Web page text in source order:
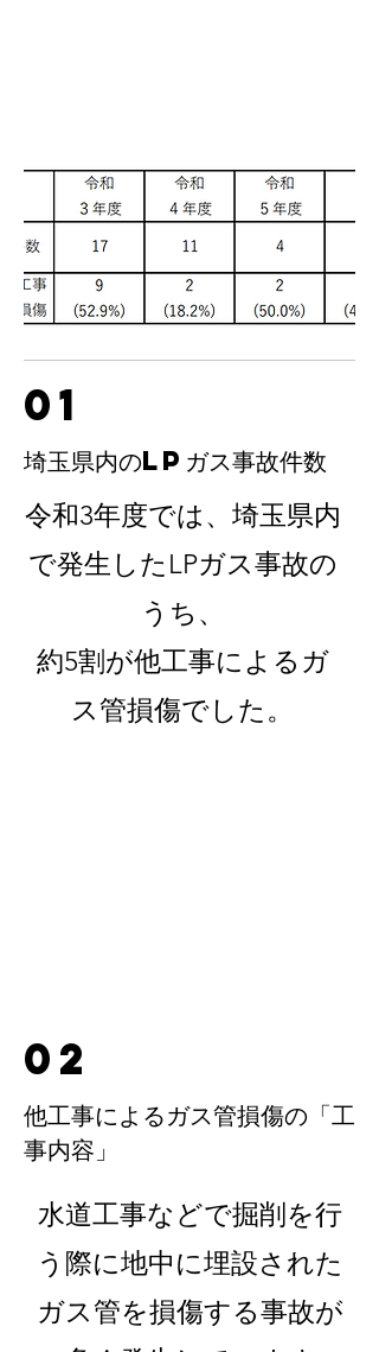
01
​埼玉県内のLPガス事故件数
令和3年度では、埼玉県内
で発生したLPガス事故の
うち、
約5割が他工事によるガ
ス管損傷でした。
02
他工事によるガス管損傷の「工
事内容」
水道工事などで掘削を​行
う際に地中に埋設された
ガス管を損傷する事故が